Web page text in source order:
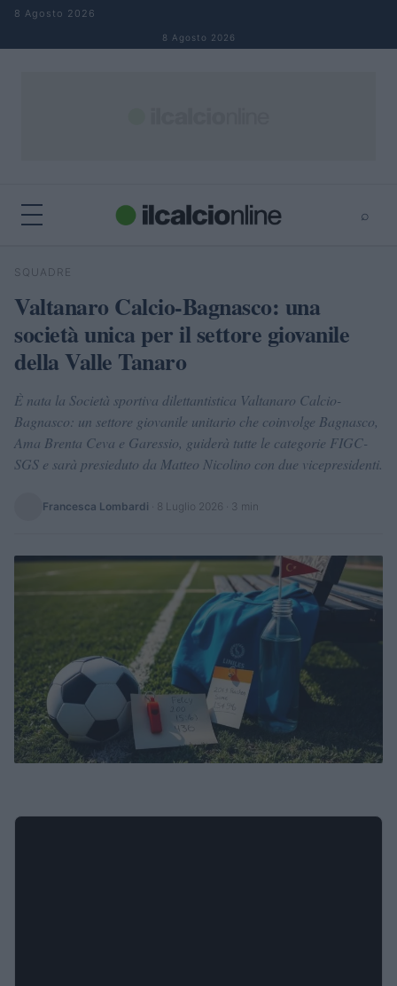
Salta al contenuto
8 Agosto 2026
8 Agosto 2026
⌕
Cerca
SQUADRE
Valtanaro Calcio-Bagnasco: una
società unica per il settore giovanile
della Valle Tanaro
È nata la Società sportiva dilettantistica Valtanaro Calcio-
Bagnasco: un settore giovanile unitario che coinvolge Bagnasco,
Ama Brenta Ceva e Garessio, guiderà tutte le categorie FIGC-
SGS e sarà presieduto da Matteo Nicolino con due vicepresidenti.
Francesca Lombardi 8 Luglio 2026 · 3 min